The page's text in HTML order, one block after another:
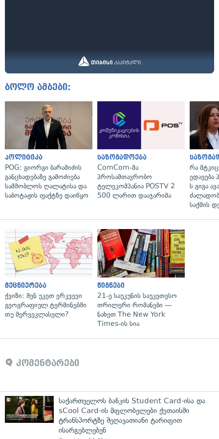
ბოლო ამბები:
პოლიტიკა
POG: გიორგი ბარამიძის
განცხადებაზე გამოძიება
სამშობლოს ღალატისა და
საბოტაჟის ფაქტზე დაიწყო
საზოგადოება
ComCom-მა
პროსამთავრობო
ტელეკომპანია POSTV 2
500 ლარით დააჯარიმა
რა
ედავება
ს გიგა
საქმის
მეცნიერება
ქვიზი: შენ უკეთ ერკვევი
გეოგრაფიულ ტერმინებში
თუ მერვეკლასელი?
წიგნები
21-ე საუკუნის საუკეთესო
თრილერი რომანები —
ნახეთ The New York
Times-ის სია
კომენტარები
საქართველოს ბანკის Student Card-ისა და
sCool Card-ის მფლობელები ქუთაისში
ტრანსპორტზე შეღავათიანი ტარიფით
ისარგებლებენ